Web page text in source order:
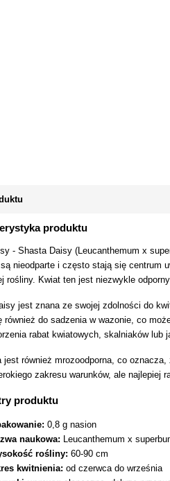
produktu
- Shasta Daisy (Leucanthemum x
nieodparte i często stają się centrum
rośliny. Kwiat ten jest niezwykle
jest znana ze swojej zdolności do
również do sadzenia w wazonie, co
rabat kwiatowych, skalniaków lub
jest również mrozoodporna, co
zakresu warunków, ale najlepiej
produktu
0,8 g nasion
naukowa: Leucanthemum x
rośliny: 60-90 cm
kwitnienia: od czerwca do września